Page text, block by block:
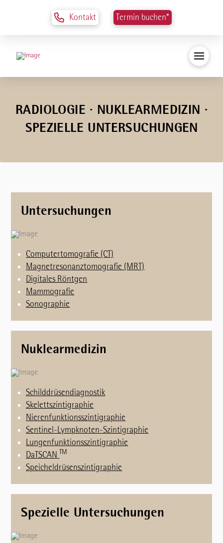
Kontakt Termin buchen*
RADIOLOGIE ∙ NUKLEARMEDIZIN ∙
SPEZIELLE UNTERSUCHUNGEN
Untersuchungen
Computertomografie (CT)
Magnetresonanztomografie (MRT)
Digitales Röntgen
Mammografie
Sonographie
Nuklearmedizin
Schilddrüsendiagnostik
Skelettszintigraphie
Nierenfunktionsszintigraphie
Sentinel-Lympknoten-Szintigraphie
Lungenfunktionsszintigraphie
DaTSCAN
TM
Speicheldrüsenszintigraphie
Spezielle Untersuchungen